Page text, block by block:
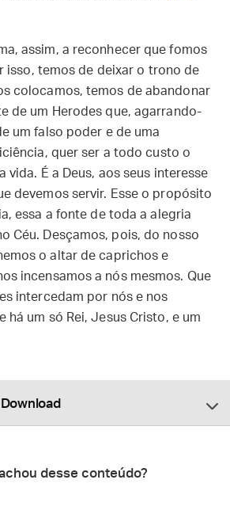
assim, a reconhecer que fomos
isso, temos de deixar o trono de
colocamos, temos de abandonar
de um Herodes que, agarrando-
um falso poder e de uma
quer ser a todo custo o
vida. É a Deus, aos seus interesse
devemos servir. Esse o propósito
essa a fonte de toda a alegria
Céu. Desçamos, pois, do nosso
o altar de caprichos e
incensamos a nós mesmos. Que
intercedam por nós e nos
há um só Rei, Jesus Cristo, e um
desse conteúdo?